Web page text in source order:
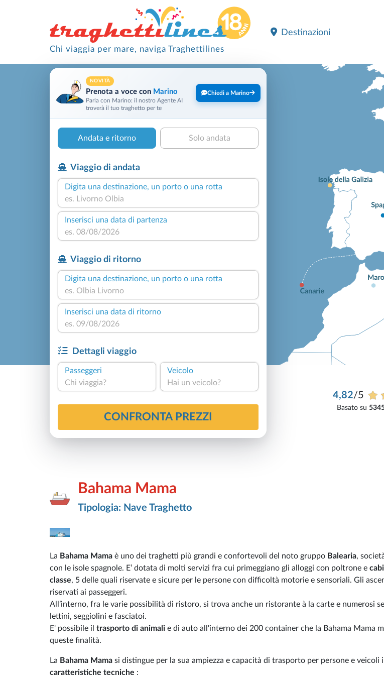
Chi viaggia per mare, naviga Traghettilines
Destinazioni
NOVITÀ
Prenota a voce con Marino
Parla con Marino: il nostro Agente AI
troverà il tuo traghetto per te
Chiedi a Marino
Andata e ritorno Solo andata
Viaggio di andata
Digita una destinazione, un porto o una rotta
Inserisci una data di partenza
Viaggio di ritorno
Digita una destinazione, un porto o una rotta
Inserisci una data di ritorno
Dettagli viaggio
Passeggeri
Chi viaggia?
Veicolo
Hai un veicolo?
CONFRONTA PREZZI
4,82/5
Basato su
Bahama Mama
Tipologia: Nave Traghetto
La Bahama Mama è uno dei traghetti più grandi e confortevoli del noto gruppo Balearia,
con le isole spagnole. E’ dotata di molti servizi fra cui primeggiano gli alloggi con poltrone e
classe, 5 delle quali riservate e sicure per le persone con difficoltà motorie e sensoriali. Gli
riservati ai passeggeri.
All’interno, fra le varie possibilità di ristoro, si trova anche un ristorante à la carte e numerosi
lettini, seggiolini e fasciatoi.
E' possibile il trasporto di animali e di auto all'interno dei 200 container che la Bahama Mama
queste finalità.
La Bahama Mama si distingue per la sua ampiezza e capacità di trasporto per persone e veicoli
caratteristiche tecniche :